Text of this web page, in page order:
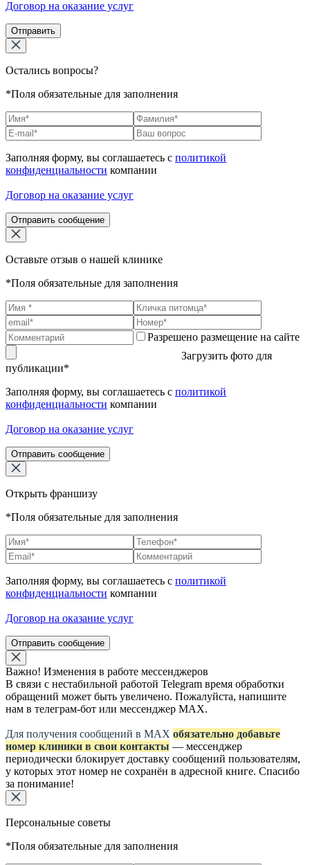
Договор на оказание услуг
Отправить
Остались вопросы?
*Поля обязательные для заполнения
Заполняя форму, вы соглашаетесь с политикой
конфиденциальности компании
Договор на оказание услуг
Отправить сообщение
Оставьте отзыв о нашей клинике
*Поля обязательные для заполнения
Разрешено размещение на сайте
Загрузить фото для
публикации*
Заполняя форму, вы соглашаетесь с политикой
конфиденциальности компании
Договор на оказание услуг
Отправить сообщение
Открыть франшизу
*Поля обязательные для заполнения
Заполняя форму, вы соглашаетесь с политикой
конфиденциальности компании
Договор на оказание услуг
Отправить сообщение
Важно! Изменения в работе мессенджеров
В связи с нестабильной работой Telegram время обработки
обращений может быть увеличено. Пожалуйста, напишите
нам в телеграм-бот или мессенджер МАХ.
Для получения сообщений в МАХ обязательно добавьте
номер клиники в свои контакты — мессенджер
периодически блокирует доставку сообщений пользователям,
у которых этот номер не сохранён в адресной книге. Спасибо
за понимание!
Персональные советы
*Поля обязательные для заполнения